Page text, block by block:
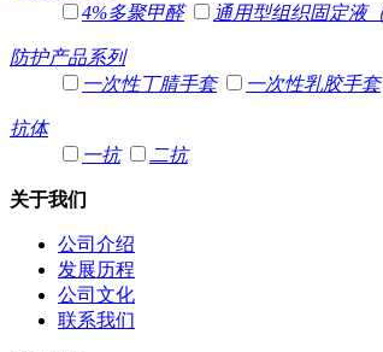
4%多聚甲醛
通用型组织固定液
防护产品系列
一次性丁腈手套
一次性乳胶手套
抗体
一抗
二抗
关于我们
公司介绍
发展历程
公司文化
联系我们